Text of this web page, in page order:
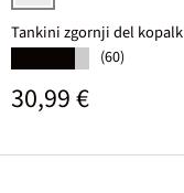
črna/pisana potiskana
Tankini zgornji del kopalk
(60)
Običajna cena
30,99 €